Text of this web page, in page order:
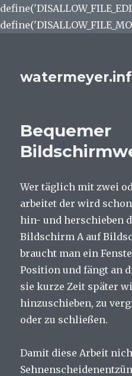
Bequemer
Wer täglich mit zwei
arbeitet der wird
hin- und herschieben
Bildschirm A auf
braucht man ein
Position und fängt an
sie kurze Zeit später
hinzuschieben, zu
oder zu schließen.
Damit diese Arbeit